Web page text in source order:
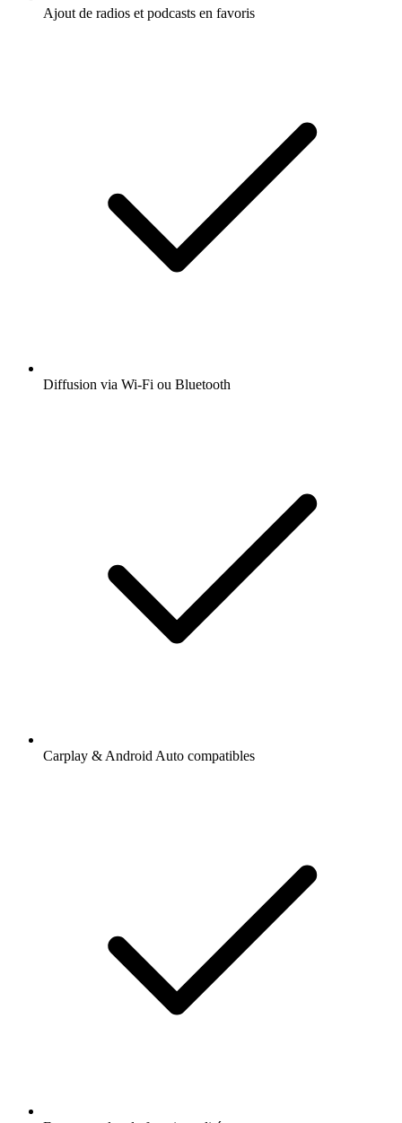
Ajout de radios et podcasts en favoris
Diffusion via Wi-Fi ou Bluetooth
Carplay & Android Auto compatibles